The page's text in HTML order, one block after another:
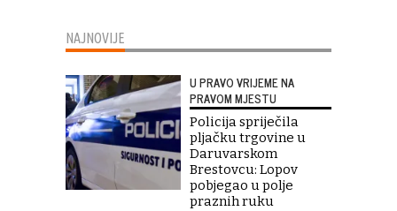
NAJNOVIJE
U PRAVO VRIJEME NA
PRAVOM MJESTU
Policija spriječila
pljačku trgovine u
Daruvarskom
Brestovcu: Lopov
pobjegao u polje
praznih ruku